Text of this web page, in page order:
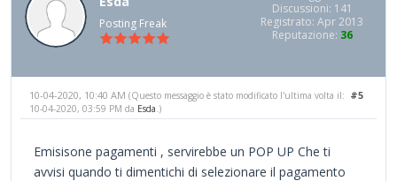
Posting Freak
Discussioni: 141
Registrato: Apr 2013
Reputazione: 36
#5
10-04-2020, 10:40 AM (Questo messaggio è stato modificato l'ultima volta il:
10-04-2020, 03:59 PM da Esda.)
Emisisone pagamenti , servirebbe un POP UP Che ti
avvisi quando ti dimentichi di selezionare il pagamento